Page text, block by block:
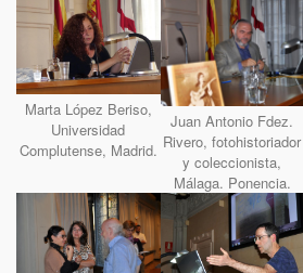
Marta López Beriso,
Universidad
Complutense, Madrid.
Juan Antonio Fdez.
Rivero, fotohistoriador
y coleccionista,
Málaga. Ponencia.